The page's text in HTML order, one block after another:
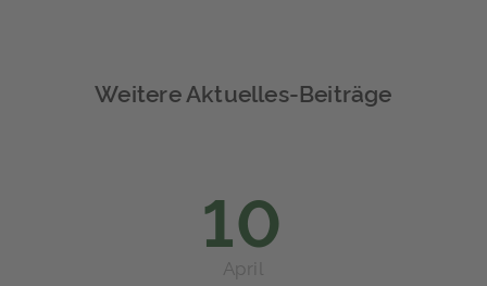
Weitere Aktuelles-Beiträge
10
April